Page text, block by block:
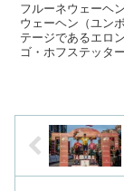
フルーネウェーヘ
ウェーヘン（ユン
テージであるエロ
ゴ・ホフステッター